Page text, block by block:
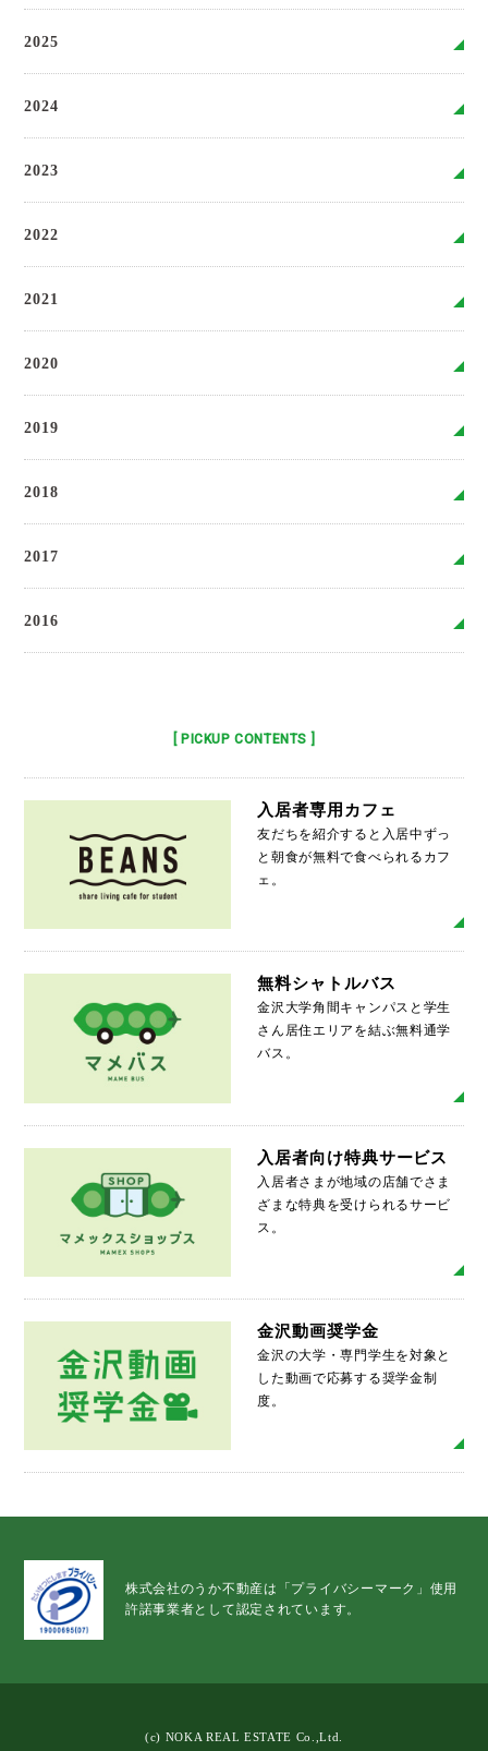
2025
2024
2023
2022
2021
2020
2019
2018
2017
2016
[ PICKUP CONTENTS ]
入居者専用カフェ
友だちを紹介すると入居中ずっ
と朝食が無料で食べられるカフ
ェ。
無料シャトルバス
金沢大学角間キャンパスと学生
さん居住エリアを結ぶ無料通学
バス。
入居者向け特典サービス
入居者さまが地域の店舗でさま
ざまな特典を受けられるサービ
ス。
金沢動画奨学金
金沢の大学・専門学生を対象と
した動画で応募する奨学金制
度。
株式会社のうか不動産は「プライバシーマーク」使用
許諾事業者として認定されています。
(c) NOKA REAL ESTATE Co.,Ltd.